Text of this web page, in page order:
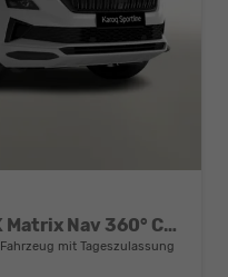
Sportline DSG Sportl AHK Matrix Nav 360° Canton ACC
Fahrzeug mit Tageszulassung